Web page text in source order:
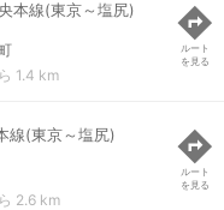
本線(東京～塩尻)
1.4 km
ルート
を見る
線(東京～塩尻)
2.6 km
ルート
を見る